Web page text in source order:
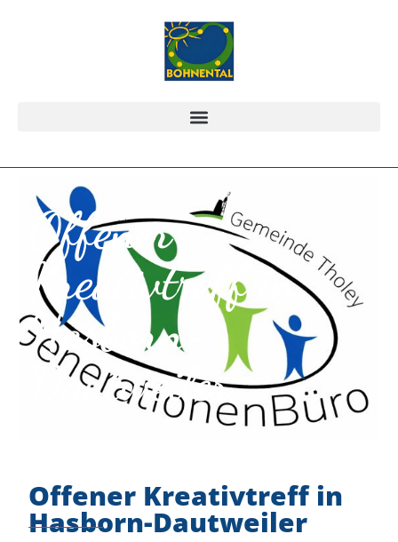
Offener
Kreativtreff in
Hasborn-
Dautweiler
Offener Kreativtreff in
Hasborn-Dautweiler